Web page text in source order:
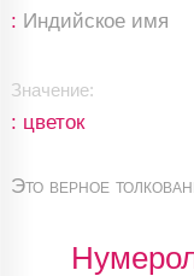
: Индийское имя
Значение:
: цветок
Это верное